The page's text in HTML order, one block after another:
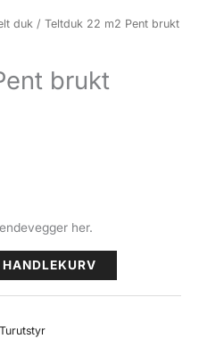
duk / Teltduk 22 m2 Pent brukt
brukt
her.
HANDLEKURV